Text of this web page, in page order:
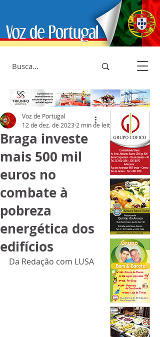
Braga investe
mais 500 mil
euros no
combate à
pobreza
energética dos
edifícios
Voz de Portugal
12 de dez. de 2023 2 min de leitura
Da Redação com LUSA